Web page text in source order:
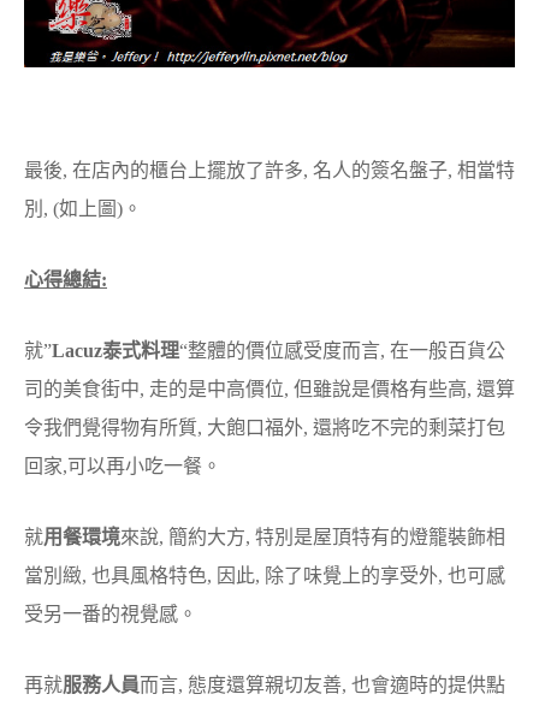
最後, 在店內的櫃台上擺放了許多, 名人的簽名盤子, 相當特
別, (如上圖)。
心得總結:
就”Lacuz泰式料理“整體的價位感受度而言, 在一般百貨公
司的美食街中, 走的是中高價位, 但雖說是價格有些高, 還算
令我們覺得物有所質, 大飽口福外, 還將吃不完的剩菜打包
回家,可以再小吃一餐。
就用餐環境來說, 簡約大方, 特別是屋頂特有的燈籠裝飾相
當別緻, 也具風格特色, 因此, 除了味覺上的享受外, 也可感
受另一番的視覺感。
再就服務人員而言, 態度還算親切友善, 也會適時的提供點